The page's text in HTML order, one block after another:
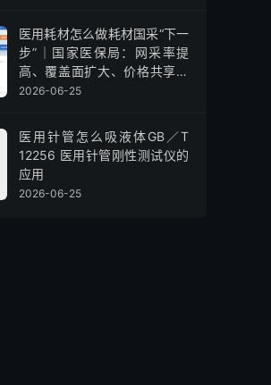
医用耗材怎么做耗材国采“下一
步”｜国家医保局：网采率提
高、覆盖面扩大、价格共享可
查询（附原文）
2026-06-25
医用针管怎么吸液体GB／T
12256 医用针管刚性测试仪的
应用
2026-06-25